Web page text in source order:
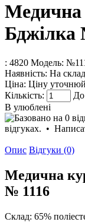
Медична
Бджілка
: 4820 Модель:
Наявність: На
Ціна: Ціну
Кількість:
В улюблені
відгуках. •
Опис Відгуки (0)
Медична
№ 1116
Склад: 65%